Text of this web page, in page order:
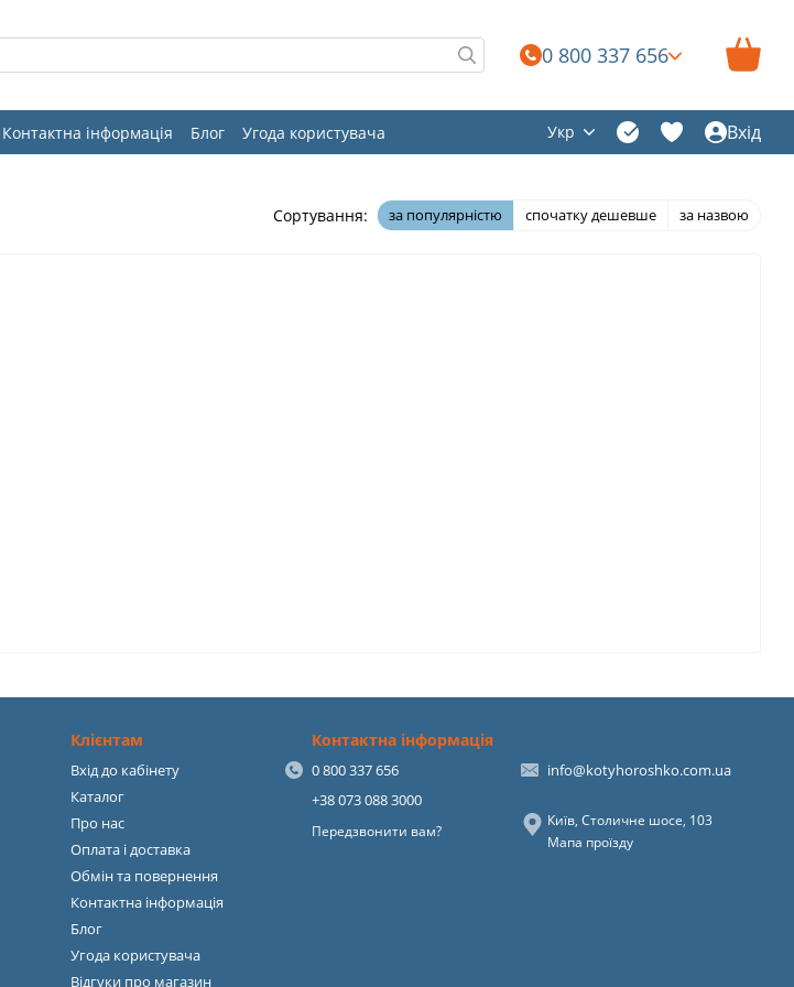
0 800 337 656
Контактна інформація Блог
Угода користувача
Укр Вхід
Сортування: за популярністю спочатку дешевше за назвою
Клієнтам
Вхід до кабінету
Каталог
Про нас
Оплата і доставка
Обмін та повернення
Контактна інформація
Блог
Угода користувача
Відгуки про магазин
Контактна інформація
0 800 337 656
+38 073 088 3000
Передзвонити вам?
info@kotyhoroshko.com.ua
Київ, Столичне шосе, 103
Мапа проїзду